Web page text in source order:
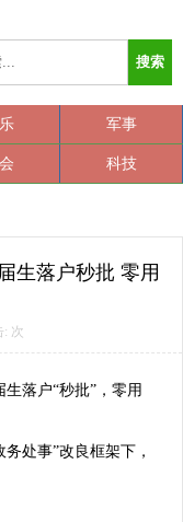
搜索
军事
科技
生落户秒批 零用
: 次
生落户“秒批”，零用
处事”改良框架下，